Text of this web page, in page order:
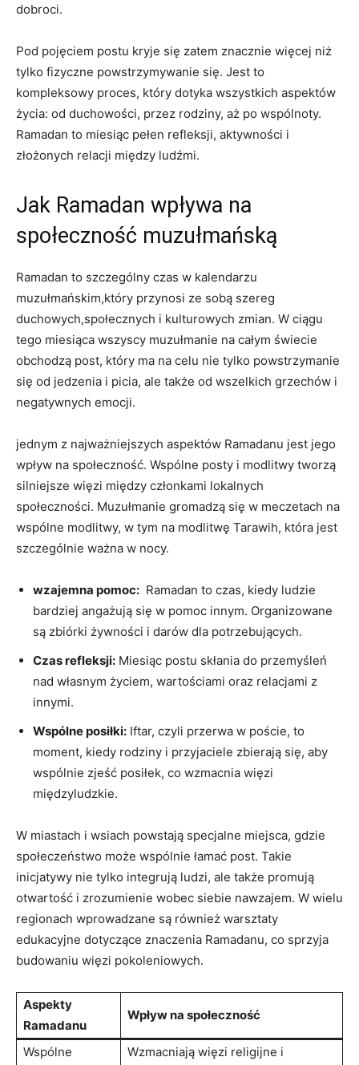
dobroci.
Pod pojęciem postu kryje się zatem znacznie więcej niż
tylko fizyczne powstrzymywanie⁤ się. Jest to
kompleksowy proces, który dotyka wszystkich aspektów
życia: od duchowości, przez‌ rodziny, aż po wspólnoty.‍
Ramadan to miesiąc pełen refleksji, aktywności i
złożonych⁢ relacji ​między ludźmi.
Jak Ramadan wpływa na
⁤społeczność muzułmańską
Ramadan to szczególny czas w kalendarzu
muzułmańskim,który przynosi ze sobą szereg
duchowych,społecznych i ⁣kulturowych zmian. W ciągu
tego miesiąca wszyscy ​muzułmanie na całym świecie​
obchodzą⁣ post, który‍ ma na celu‍ nie tylko powstrzymanie
się od⁣ jedzenia ⁤i picia, ale także ‌od wszelkich grzechów i
negatywnych emocji.
jednym z najważniejszych aspektów Ramadanu‌ jest jego
wpływ na społeczność.‍ Wspólne posty i modlitwy tworzą
silniejsze więzi między członkami lokalnych
społeczności. Muzułmanie gromadzą się w meczetach​ na
wspólne modlitwy, w tym na modlitwę⁣ Tarawih, która‌ jest
szczególnie ważna w nocy.
wzajemna pomoc: ​ Ramadan to czas, kiedy ludzie
bardziej angażują się w pomoc innym. Organizowane
są⁤ zbiórki⁢ żywności i darów dla potrzebujących.
Czas refleksji: Miesiąc postu skłania⁢ do przemyśleń
nad ⁤własnym życiem, ‌wartościami oraz relacjami⁣ z
innymi.
Wspólne posiłki: Iftar, czyli przerwa w poście, to
moment, kiedy rodziny i przyjaciele zbierają się, aby
wspólnie ​zjeść posiłek, co wzmacnia więzi
międzyludzkie.
W miastach ‍i wsiach powstają specjalne miejsca, gdzie
społeczeństwo może wspólnie⁢ łamać post. Takie
inicjatywy nie tylko integrują ludzi, ale‌ także promują
otwartość i zrozumienie wobec siebie nawzajem. W wielu
regionach wprowadzane są również warsztaty
edukacyjne dotyczące znaczenia ⁣Ramadanu, co sprzyja
budowaniu więzi pokoleniowych.
Aspekty
Ramadanu
Wpływ na społeczność
Wspólne
Wzmacniają więzi religijne ⁣i